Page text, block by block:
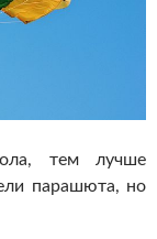
тем лучше
парашюта, но